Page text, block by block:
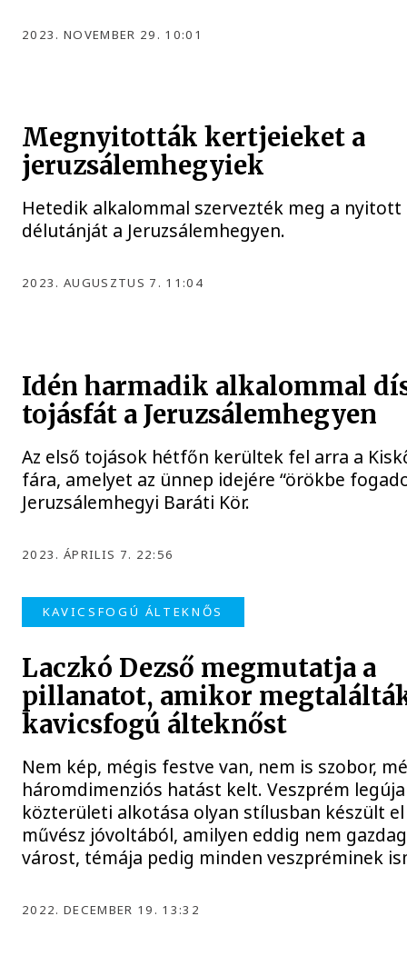
2023. NOVEMBER 29. 10:01
Megnyitották kertjeieket a
jeruzsálemhegyiek
Hetedik alkalommal szervezték meg a
délutánját a Jeruzsálemhegyen.
2023. AUGUSZTUS 7. 11:04
Idén harmadik alkalommal
tojásfát a Jeruzsálemhegyen
Az első tojások hétfőn kerültek fel arra a
fára, amelyet az ünnep idejére “örökbe
Jeruzsálemhegyi Baráti Kör.
2023. ÁPRILIS 7. 22:56
KAVICSFOGÚ ÁLTEKNŐS
Laczkó Dezső megmutatja a
pillanatot, amikor
kavicsfogú álteknőst
Nem kép, mégis festve van, nem is szobor,
háromdimenziós hatást kelt. Veszprém
közterületi alkotása olyan stílusban készült
művész jóvoltából, amilyen eddig nem
várost, témája pedig minden veszpréminek
2022. DECEMBER 19. 13:32